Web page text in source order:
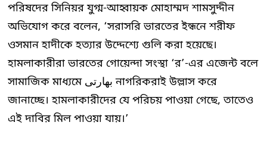
পরিষদের সিনিয়র যুগ্ম-আহ্বায়ক মোহাম্মদ শামসুদ্দীন
অভিযোগ করে বলেন, ‘সরাসরি ভারতের ইন্ধনে শরীফ
ওসমান হাদীকে হত্যার উদ্দেশ্যে গুলি করা হয়েছে।
হামলাকারীরা ভারতের গোয়েন্দা সংস্থা ‘র’-এর এজেন্ট বলে
সামাজিক মাধ্যমে بھارتی নাগরিকরাই উল্লাস করে
জানাচ্ছে। হামলাকারীদের যে পরিচয় পাওয়া গেছে, তাতেও
এই দাবির মিল পাওয়া যায়।’